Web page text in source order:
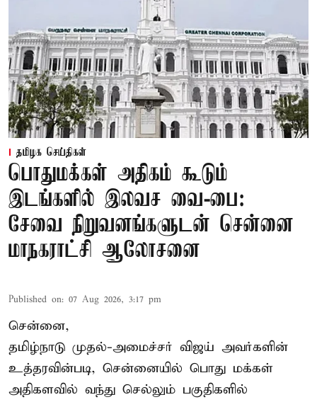
தமிழக செய்திகள்
பொதுமக்கள் அதிகம் கூடும்
இடங்களில் இலவச வை-பை:
சேவை நிறுவனங்களுடன் சென்னை
மாநகராட்சி ஆலோசனை
Published on: 07 Aug 2026, 3:17 pm
சென்னை,
தமிழ்நாடு முதல்-அமைச்சர் விஜய் அவர்களின்
உத்தரவின்படி, சென்னையில் பொது மக்கள்
அதிகளவில் வந்து செல்லும் பகுதிகளில்